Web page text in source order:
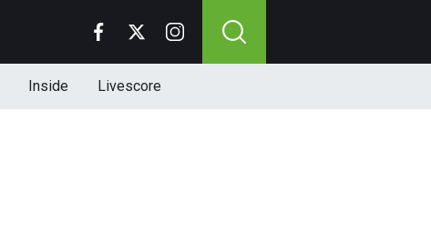
Inside Livescore